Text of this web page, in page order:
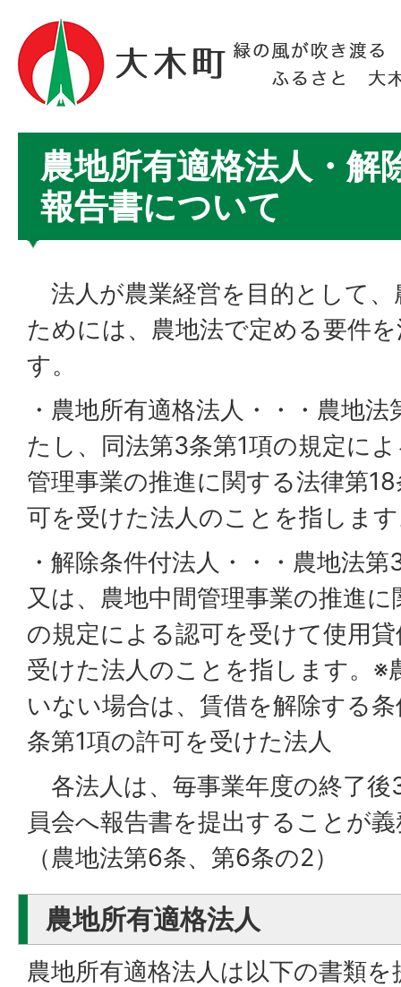
農地所有適格法人・解
報告書について
法人が農業経営を目的として
ためには、農地法で定める要件
す。
・農地所有適格法人・・・農地
たし、同法第3条第1項の規定に
管理事業の推進に関する法律第
可を受けた法人のことを指しま
・解除条件付法人・・・農地法
又は、農地中間管理事業の推進
の規定による認可を受けて使用
受けた法人のことを指します。※
いない場合は、賃借を解除する
条第1項の許可を受けた法人
各法人は、毎事業年度の終了後
員会へ報告書を提出することが
（農地法第6条、第6条の2）
農地所有適格法人
農地所有適格法人は以下の書類